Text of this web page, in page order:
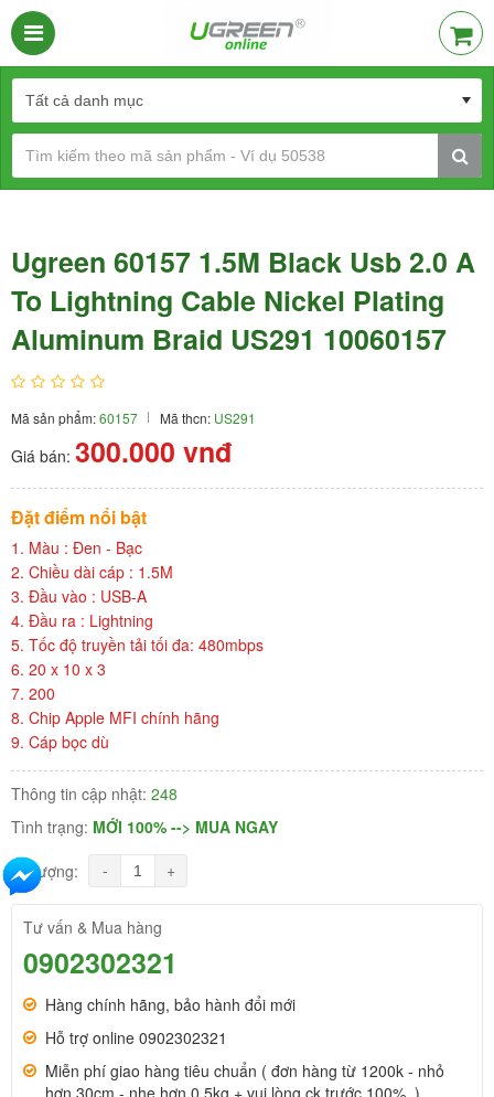
Ugreen 60157 1.5M Black Usb 2.0 A
To Lightning Cable Nickel Plating
Aluminum Braid US291 10060157
Mã sản phẩm:60157 Mã thcn: US291
Giá bán: 300.000 vnđ
Đặt điểm nổi bật
1. Màu : Đen - Bạc
2. Chiều dài cáp : 1.5M
3. Đầu vào : USB-A
4. Đầu ra : Lightning
5. Tốc độ truyền tải tối đa: 480mbps
6. 20 x 10 x 3
7. 200
8. Chip Apple MFI chính hãng
9. Cáp bọc dù
Thông tin cập nhật: 248
Tình trạng: MỚI 100% --> MUA NGAY
Số lượng:
- +
Tư vấn & Mua hàng
0902302321
Hàng chính hãng, bảo hành đổi mới
Hỗ trợ online 0902302321
Miễn phí giao hàng tiêu chuẩn ( đơn hàng từ 1200k - nhỏ
hơn 30cm - nhẹ hơn 0.5kg + vui lòng ck trước 100% )